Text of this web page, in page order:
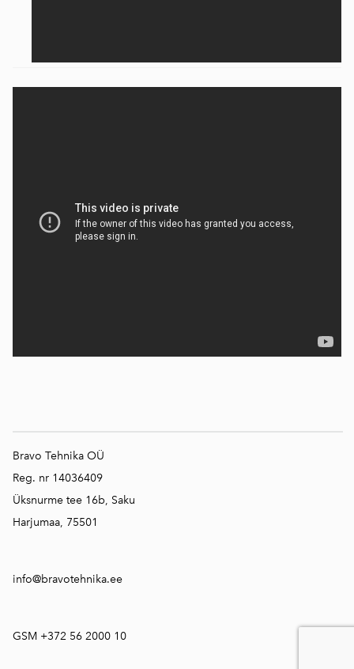
Bravo Tehnika OÜ
Reg. nr 14036409
Üksnurme tee 16b, Saku
Harjumaa, 75501
info@bravotehnika.ee
GSM +372 56 2000 10